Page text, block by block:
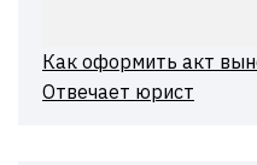
Как оформить акт
Отвечает юрист